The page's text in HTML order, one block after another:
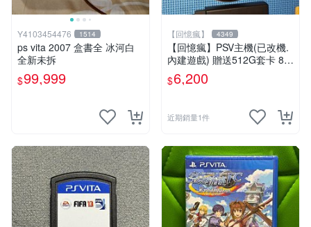
Y4103454476 1514
ps vita 2007 盒書全 冰河白
全新未拆
$99,999
【回憶瘋】 4349
【回憶瘋】PSV主機(已改機.
內建遊戲) 贈送512G套卡 8成
5新 1000型
$6,200
近期銷量1件